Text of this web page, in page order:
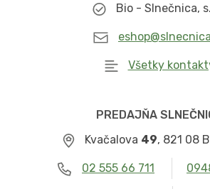
Bio - Slnečnica,
Všetky
PREDAJŇA
Kvačalova 49, 821 08
02 555 66 711